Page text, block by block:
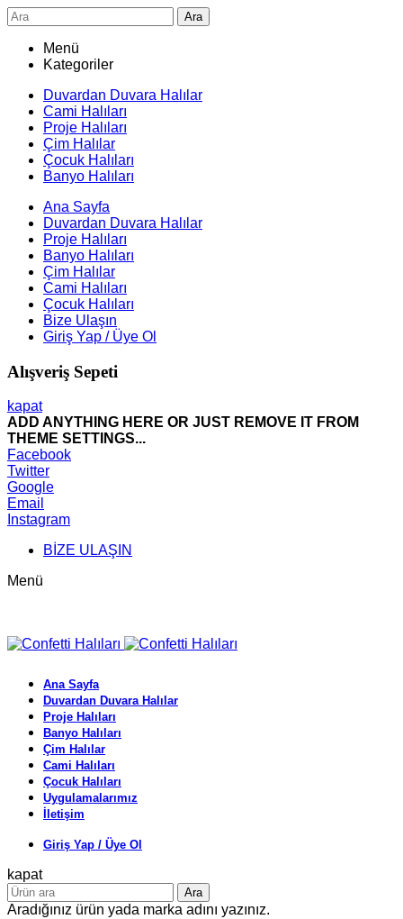
Ara
Menü
Kategoriler
Duvardan Duvara Halılar
Cami Halıları
Proje Halıları
Çim Halılar
Çocuk Halıları
Banyo Halıları
Ana Sayfa
Duvardan Duvara Halılar
Proje Halıları
Banyo Halıları
Çim Halılar
Cami Halıları
Çocuk Halıları
Bize Ulaşın
Giriş Yap / Üye Ol
Alışveriş Sepeti
kapat
ADD ANYTHING HERE OR JUST REMOVE IT FROM
THEME SETTINGS...
Facebook
Twitter
Google
Email
Instagram
BİZE ULAŞIN
Menü
Ana Sayfa
Duvardan Duvara Halılar
Proje Halıları
Banyo Halıları
Çim Halılar
Cami Halıları
Çocuk Halıları
Uygulamalarımız
İletişim
Giriş Yap / Üye Ol
kapat
Ara
Aradığınız ürün yada marka adını yazınız.